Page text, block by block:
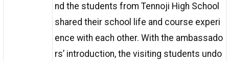
nd the students from Tennoji High School
shared their school life and course experi
ence with each other. With the ambassado
rs’ introduction, the visiting students undo